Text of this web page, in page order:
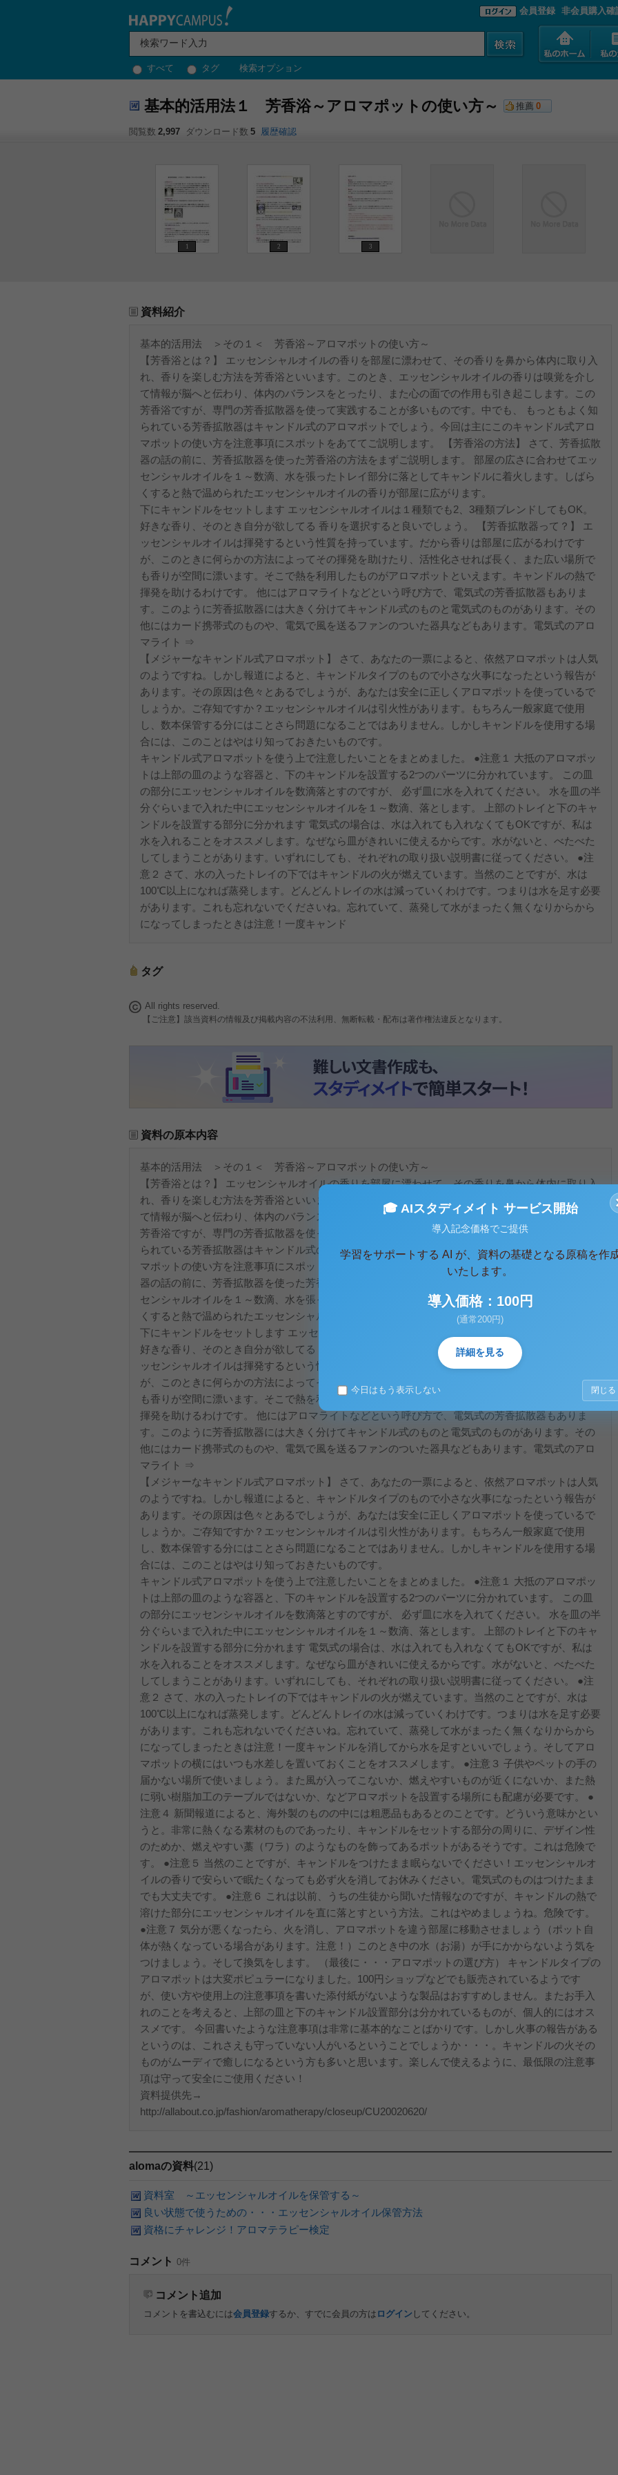
すべて タグ 検索オプション
会員登録 非会員購入確
基本的活用法１ 芳香浴～アロマポットの使い方～ 推薦 0
閲覧数 2,997 ダウンロード数 5 履歴確認
1 2 3
資料紹介
基本的活用法 ＞その１＜ 芳香浴～アロマポットの使い方～
【芳香浴とは？】 エッセンシャルオイルの香りを部屋に漂わせて、その香りを鼻から体内に取り入
れ、香りを楽しむ方法を芳香浴といいます。このとき、エッセンシャルオイルの香りは嗅覚を介し
て情報が脳へと伝わり、体内のバランスをとったり、また心の面での作用も引き起こします。この
芳香浴ですが、専門の芳香拡散器を使って実践することが多いものです。中でも、 もっともよく知
られている芳香拡散器はキャンドル式のアロマポットでしょう。今回は主にこのキャンドル式アロ
マポットの使い方を注意事項にスポットをあててご説明します。 【芳香浴の方法】 さて、芳香拡散
器の話の前に、芳香拡散器を使った芳香浴の方法をまずご説明します。 部屋の広さに合わせてエッ
センシャルオイルを１～数滴、水を張ったトレイ部分に落としてキャンドルに着火します。しばら
くすると熱で温められたエッセンシャルオイルの香りが部屋に広がります。
下にキャンドルをセットします エッセンシャルオイルは１種類でも2、3種類ブレンドしてもOK。
好きな香り、そのとき自分が欲してる 香りを選択すると良いでしょう。 【芳香拡散器って？】 エ
ッセンシャルオイルは揮発するという性質を持っています。だから香りは部屋に広がるわけです
が、このときに何らかの方法によってその揮発を助けたり、活性化させれば長く、また広い場所で
も香りが空間に漂います。そこで熱を利用したものがアロマポットといえます。キャンドルの熱で
揮発を助けるわけです。 他にはアロマライトなどという呼び方で、電気式の芳香拡散器もありま
す。このように芳香拡散器には大きく分けてキャンドル式のものと電気式のものがあります。その
他にはカード携帯式のものや、電気で風を送るファンのついた器具などもあります。電気式のアロ
マライト ⇒
【メジャーなキャンドル式アロマポット】 さて、あなたの一票によると、依然アロマポットは人気
のようですね。しかし報道によると、キャンドルタイプのもので小さな火事になったという報告が
あります。その原因は色々とあるでしょうが、あなたは安全に正しくアロマポットを使っているで
しょうか。ご存知ですか？エッセンシャルオイルは引火性があります。もちろん一般家庭で使用
し、数本保管する分にはことさら問題になることではありません。しかしキャンドルを使用する場
合には、このことはやはり知っておきたいものです。
キャンドル式アロマポットを使う上で注意したいことをまとめました。 ●注意１ 大抵のアロマポッ
トは上部の皿のような容器と、下のキャンドルを設置する2つのパーツに分かれています。 この皿
の部分にエッセンシャルオイルを数滴落とすのですが、 必ず皿に水を入れてください。 水を皿の半
分ぐらいまで入れた中にエッセンシャルオイルを１～数滴、落とします。 上部のトレイと下のキャ
ンドルを設置する部分に分かれます 電気式の場合は、水は入れても入れなくてもOKですが、私は
水を入れることをオススメします。なぜなら皿がきれいに使えるからです。水がないと、べたべた
してしまうことがあります。いずれにしても、それぞれの取り扱い説明書に従ってください。 ●注
意２ さて、水の入ったトレイの下ではキャンドルの火が燃えています。当然のことですが、水は
100℃以上になれば蒸発します。どんどんトレイの水は減っていくわけです。つまりは水を足す必要
があります。これも忘れないでくださいね。忘れていて、蒸発して水がまったく無くなりからから
になってしまったときは注意！一度キャンド
タグ
All rights reserved.
【ご注意】該当資料の情報及び掲載内容の不法利用、無断転載・配布は著作権法違反となります。
資料の原本内容
基本的活用法 ＞その１＜ 芳香浴～アロマポットの使い方～
【芳香浴とは？】 エッセンシャルオイルの香りを部屋に漂わせて、その香りを鼻から体内に取り入
れ、香りを楽しむ方法を芳香浴といいます。このとき、エッセンシャルオイルの香りは嗅覚を介し
て情報が脳へと伝わり、体内のバランスをとったり、また心の面での作用も引き起こします。この
芳香浴ですが、専門の芳香拡散器を使って実践することが多いものです。中でも、 もっともよく知
られている芳香拡散器はキャンドル式のアロマポットでしょう。今回は主にこのキャンドル式アロ
マポットの使い方を注意事項にスポットをあててご説明します。 【芳香浴の方法】 さて、芳香拡散
器の話の前に、芳香拡散器を使った芳香浴の方法をまずご説明します。 部屋の広さに合わせてエッ
センシャルオイルを１～数滴、水を張ったトレイ部分に落としてキャンドルに着火します。しばら
くすると熱で温められたエッセンシャルオイルの香りが部屋に広がります。
下にキャンドルをセットします エッセンシャルオイルは１種類でも2、3種類ブレンドしてもOK。
好きな香り、そのとき自分が欲してる 香りを選択すると良いでしょう。 【芳香拡散器って？】 エ
ッセンシャルオイルは揮発するという性質を持っています。だから香りは部屋に広がるわけです
が、このときに何らかの方法によってその揮発を助けたり、活性化させれば長く、また広い場所で
も香りが空間に漂います。そこで熱を利用したものがアロマポットといえます。キャンドルの熱で
揮発を助けるわけです。 他にはアロマライトなどという呼び方で、電気式の芳香拡散器もありま
す。このように芳香拡散器には大きく分けてキャンドル式のものと電気式のものがあります。その
他にはカード携帯式のものや、電気で風を送るファンのついた器具などもあります。電気式のアロ
マライト ⇒
【メジャーなキャンドル式アロマポット】 さて、あなたの一票によると、依然アロマポットは人気
のようですね。しかし報道によると、キャンドルタイプのもので小さな火事になったという報告が
あります。その原因は色々とあるでしょうが、あなたは安全に正しくアロマポットを使っているで
しょうか。ご存知ですか？エッセンシャルオイルは引火性があります。もちろん一般家庭で使用
し、数本保管する分にはことさら問題になることではありません。しかしキャンドルを使用する場
合には、このことはやはり知っておきたいものです。
キャンドル式アロマポットを使う上で注意したいことをまとめました。 ●注意１ 大抵のアロマポッ
トは上部の皿のような容器と、下のキャンドルを設置する2つのパーツに分かれています。 この皿
の部分にエッセンシャルオイルを数滴落とすのですが、 必ず皿に水を入れてください。 水を皿の半
分ぐらいまで入れた中にエッセンシャルオイルを１～数滴、落とします。 上部のトレイと下のキャ
ンドルを設置する部分に分かれます 電気式の場合は、水は入れても入れなくてもOKですが、私は
水を入れることをオススメします。なぜなら皿がきれいに使えるからです。水がないと、べたべた
してしまうことがあります。いずれにしても、それぞれの取り扱い説明書に従ってください。 ●注
意２ さて、水の入ったトレイの下ではキャンドルの火が燃えています。当然のことですが、水は
100℃以上になれば蒸発します。どんどんトレイの水は減っていくわけです。つまりは水を足す必要
があります。これも忘れないでくださいね。忘れていて、蒸発して水がまったく無くなりからから
になってしまったときは注意！一度キャンドルを消してから水を足すといいでしょう。そしてアロ
マポットの横にはいつも水差しを置いておくことをオススメします。 ●注意３ 子供やペットの手の
届かない場所で使いましょう。また風が入ってこないか、燃えやすいものが近くにないか、また熱
に弱い樹脂加工のテーブルではないか、などアロマポットを設置する場所にも配慮が必要です。 ●
注意４ 新聞報道によると、海外製のものの中には粗悪品もあるとのことです。どういう意味かとい
うと。非常に熱くなる素材のものであったり、キャンドルをセットする部分の周りに、デザイン性
のためか、燃えやすい藁（ワラ）のようなものを飾ってあるポットがあるそうです。これは危険で
す。 ●注意５ 当然のことですが、キャンドルをつけたまま眠らないでください！エッセンシャルオ
イルの香りで安らいで眠たくなっても必ず火を消してお休みください。電気式のものはつけたまま
でも大丈夫です。 ●注意６ これは以前、うちの生徒から聞いた情報なのですが、キャンドルの熱で
溶けた部分にエッセンシャルオイルを直に落とすという方法。これはやめましょうね。危険です。
●注意７ 気分が悪くなったら、火を消し、アロマポットを違う部屋に移動させましょう（ポット自
体が熱くなっている場合があります。注意！）このとき中の水（お湯）が手にかからないよう気を
つけましょう。そして換気をします。 （最後に・・・アロマポットの選び方） キャンドルタイプの
アロマポットは大変ポピュラーになりました。100円ショップなどでも販売されているようです
が、使い方や使用上の注意事項を書いた添付紙がないような製品はおすすめしません。またお手入
れのことを考えると、上部の皿と下のキャンドル設置部分は分かれているものが、個人的にはオス
スメです。 今回書いたような注意事項は非常に基本的なことばかりです。しかし火事の報告がある
というのは、これさえも守っていない人がいるということでしょうか・・・。キャンドルの火その
ものがムーディで癒しになるという方も多いと思います。楽しんで使えるように、最低限の注意事
項は守って安全にご使用ください！
資料提供先→
http://allabout.co.jp/fashion/aromatherapy/closeup/CU20020620/
alomaの資料(21)
資料室 ～エッセンシャルオイルを保管する～
良い状態で使うための・・・エッセンシャルオイル保管方法
資格にチャレンジ！アロマテラピー検定
コメント 0件
コメント追加
コメントを書込むには会員登録するか、すでに会員の方は ログイン してください。
🎓 AIスタディメイト サービス開始
導入記念価格でご提供
学習をサポートする AI が、資料の基礎となる原稿を作
いたします。
導入価格：100円
(通常200円)
詳細を見る
今日はもう表示しない 閉じる